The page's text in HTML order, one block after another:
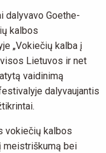
dalyvavo Goethe-
kalbos
„Vokiečių kalba į
Lietuvos ir net
vaidinimą
dalyvaujantis
vokiečių kalbos
meistriškumą bei